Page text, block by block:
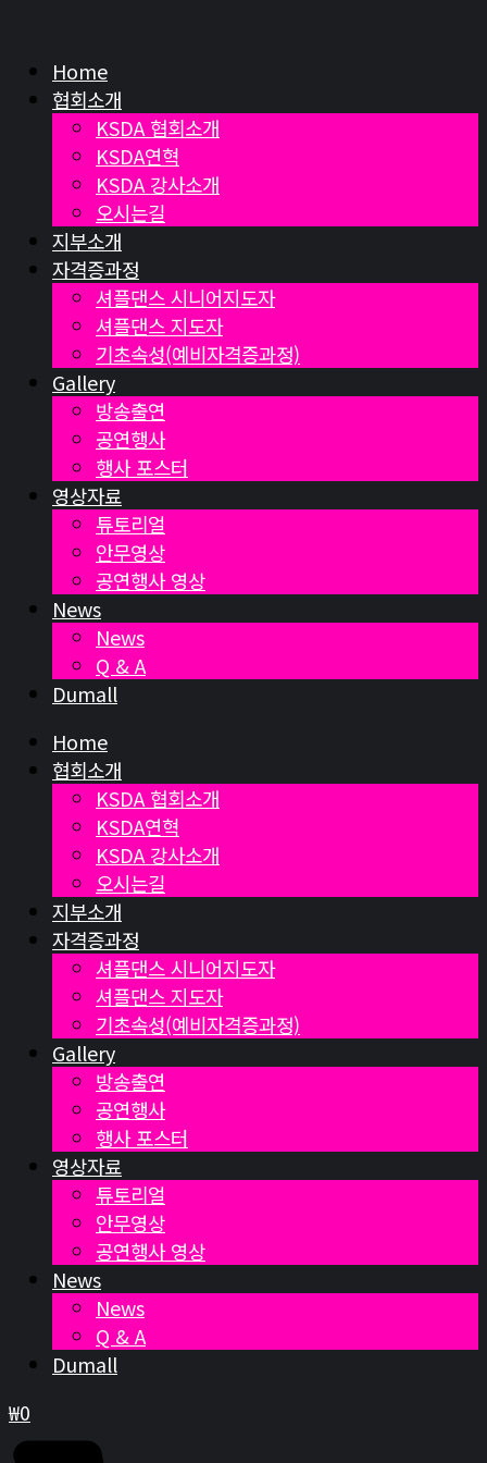
Home
협회소개
KSDA 협회소개
KSDA연혁
KSDA 강사소개
오시는길
지부소개
자격증과정
셔플댄스 시니어지도자
셔플댄스 지도자
기초속성(예비자격증과정)
Gallery
방송출연
공연행사
행사 포스터
영상자료
튜토리얼
안무영상
공연행사 영상
News
News
Q & A
Dumall
Home
협회소개
KSDA 협회소개
KSDA연혁
KSDA 강사소개
오시는길
지부소개
자격증과정
셔플댄스 시니어지도자
셔플댄스 지도자
기초속성(예비자격증과정)
Gallery
방송출연
공연행사
행사 포스터
영상자료
튜토리얼
안무영상
공연행사 영상
News
News
Q & A
Dumall
₩0